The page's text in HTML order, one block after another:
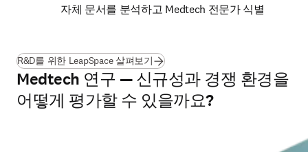
자체 문서를 분석하고 Medtech 전문가 식별
R&D를 위한 LeapSpace 살펴보기
Medtech 연구 — 신규성과 경쟁 환경을
어떻게 평가할 수 있을까요?